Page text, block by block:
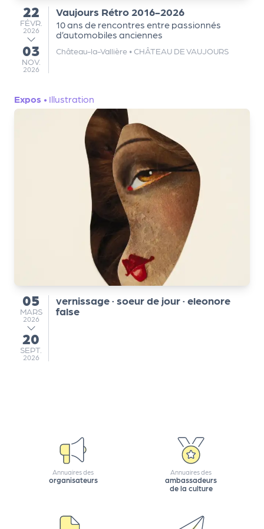
du
22
FÉVRIER
FÉVR.
2026
au
03
NOVEMBRE
NOV.
2026
Vaujours Rétro 2016-2026
10 ans de rencontres entre passionnés
d’automobiles anciennes
Château-la-Vallière •CHÂTEAU DE VAUJOURS
Expos • Illustration
du
05
MARS
MARS
2026
au
20
SEPTEMBRE
SEPT.
2026
vernissage · soeur de jour · eleonore
false
Annuaires des
organisateurs
Annuaires des
ambassadeurs
de la culture
n
is
a
r
e